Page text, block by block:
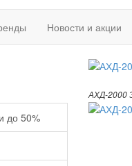
Новости и акции
АХД-2000
до 50%